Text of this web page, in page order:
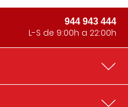
944 943 444
L-S de 9:00h a 22:00h